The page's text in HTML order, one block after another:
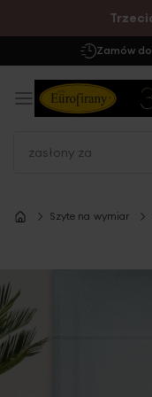
Szyte na wymiar
na
koniec
galerii